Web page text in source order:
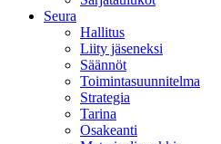
Seura
Hallitus
Liity jäseneksi
Säännöt
Toimintasuunnitelma
Strategia
Tarina
Osakeanti